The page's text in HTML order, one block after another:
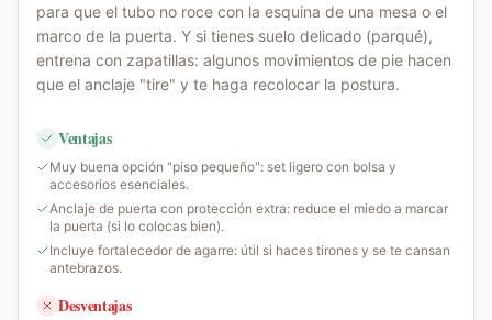
para que el tubo no roce con la esquina de una mesa o el
marco de la puerta. Y si tienes suelo delicado (parqué),
entrena con zapatillas: algunos movimientos de pie hacen
que el anclaje "tire" y te haga recolocar la postura.
Ventajas
Muy buena opción "piso pequeño": set ligero con bolsa y
accesorios esenciales.
Anclaje de puerta con protección extra: reduce el miedo a marcar
la puerta (si lo colocas bien).
Incluye fortalecedor de agarre: útil si haces tirones y se te cansan
antebrazos.
Desventajas